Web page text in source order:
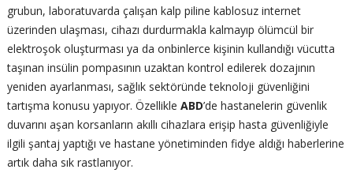
grubun, laboratuvarda çalışan kalp piline kablosuz internet
üzerinden ulaşması, cihazı durdurmakla kalmayıp ölümcül bir
elektroşok oluşturması ya da onbinlerce kişinin kullandığı vücutta
taşınan insülin pompasının uzaktan kontrol edilerek dozajının
yeniden ayarlanması, sağlık sektöründe teknoloji güvenliğini
tartışma konusu yapıyor. Özellikle ABD’de hastanelerin güvenlik
duvarını aşan korsanların akıllı cihazlara erişip hasta güvenliğiyle
ilgili şantaj yaptığı ve hastane yönetiminden fidye aldığı haberlerine
artık daha sık rastlanıyor.